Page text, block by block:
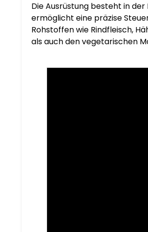
Die Ausrüstung besteht in
ermöglicht eine präzise
Rohstoffen wie Rindfleisch,
als auch den vegetarischen